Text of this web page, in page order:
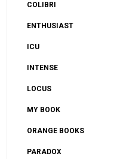
COLIBRI
ENTHUSIAST
ICU
INTENSE
LOCUS
MY BOOK
ORANGE BOOKS
PARADOX